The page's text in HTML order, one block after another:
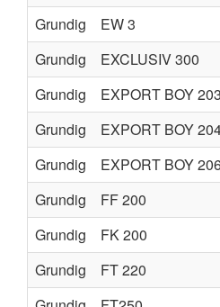
Grundig
EW 3
Grundig
EXCLUSIV 300
Grundig
EXPORT BOY 203
Grundig
EXPORT BOY
Grundig
EXPORT BOY
Grundig
FF 200
Grundig
FK 200
Grundig
FT 220